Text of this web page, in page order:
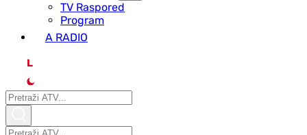
ТV Raspored
Program
A RADIO
L